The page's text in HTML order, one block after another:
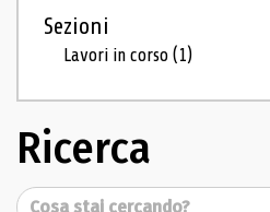
Sezioni
Lavori in corso(1)
Ricerca
Cerca